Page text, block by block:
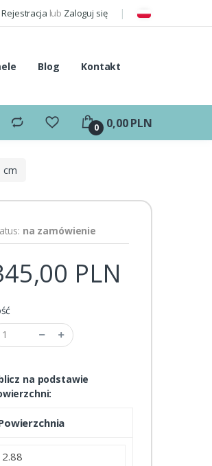
Rejestracja lub Zaloguj się
Blog Kontakt
0 0,00 PLN
cm
na zamówienie
PLN
na podstawie